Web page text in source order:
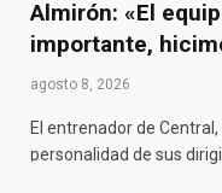
Almirón: «El
importante,
agosto 8, 2026
El entrenador de
personalidad de sus